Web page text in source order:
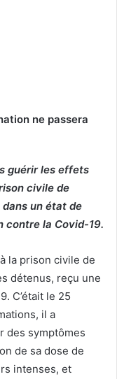
ne passera
guérir les effets
civile de
dans un état de
contre la Covid-19.
la prison civile de
détenus, reçu une
C’était le 25
il a
des symptômes
de sa dose de
intenses, et